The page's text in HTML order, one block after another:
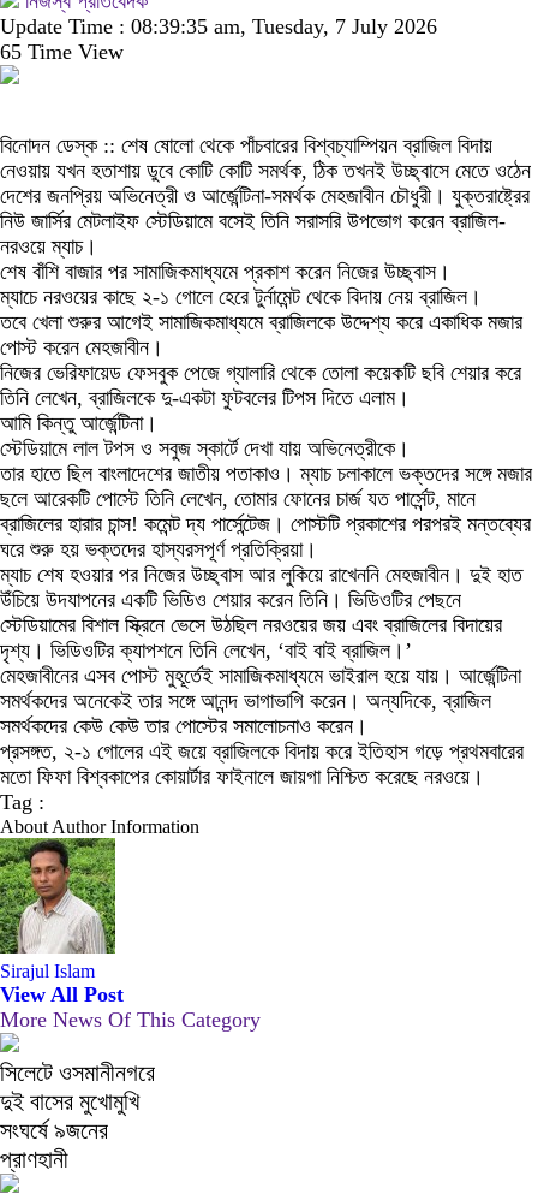
Update Time : 08:39:35 am, Tuesday, 7 July 2026
65 Time View
বিনোদন ডেস্ক :: শেষ ষোলো থেকে পাঁচবারের বিশ্বচ্যাম্পিয়ন ব্রাজিল বিদায়
নেওয়ায় যখন হতাশায় ডুবে কোটি কোটি সমর্থক, ঠিক তখনই উচ্ছ্বাসে মেতে ওঠেন
দেশের জনপ্রিয় অভিনেত্রী ও আর্জেন্টিনা-সমর্থক মেহজাবীন চৌধুরী। যুক্তরাষ্ট্রের
নিউ জার্সির মেটলাইফ স্টেডিয়ামে বসেই তিনি সরাসরি উপভোগ করেন ব্রাজিল-
নরওয়ে ম্যাচ।
শেষ বাঁশি বাজার পর সামাজিকমাধ্যমে প্রকাশ করেন নিজের উচ্ছ্বাস।
ম্যাচে নরওয়ের কাছে ২-১ গোলে হেরে টুর্নামেন্ট থেকে বিদায় নেয় ব্রাজিল।
তবে খেলা শুরুর আগেই সামাজিকমাধ্যমে ব্রাজিলকে উদ্দেশ্য করে একাধিক মজার
পোস্ট করেন মেহজাবীন।
নিজের ভেরিফায়েড ফেসবুক পেজে গ্যালারি থেকে তোলা কয়েকটি ছবি শেয়ার করে
তিনি লেখেন, ব্রাজিলকে দু-একটা ফুটবলের টিপস দিতে এলাম।
আমি কিন্তু আর্জেন্টিনা।
স্টেডিয়ামে লাল টপস ও সবুজ স্কার্টে দেখা যায় অভিনেত্রীকে।
তার হাতে ছিল বাংলাদেশের জাতীয় পতাকাও। ম্যাচ চলাকালে ভক্তদের সঙ্গে মজার
ছলে আরেকটি পোস্টে তিনি লেখেন, তোমার ফোনের চার্জ যত পার্সেন্ট, মানে
ব্রাজিলের হারার চান্স! কমেন্ট দ্য পার্সেন্টেজ। পোস্টটি প্রকাশের পরপরই মন্তব্যের
ঘরে শুরু হয় ভক্তদের হাস্যরসপূর্ণ প্রতিক্রিয়া।
ম্যাচ শেষ হওয়ার পর নিজের উচ্ছ্বাস আর লুকিয়ে রাখেননি মেহজাবীন। দুই হাত
উঁচিয়ে উদযাপনের একটি ভিডিও শেয়ার করেন তিনি। ভিডিওটির পেছনে
স্টেডিয়ামের বিশাল স্ক্রিনে ভেসে উঠছিল নরওয়ের জয় এবং ব্রাজিলের বিদায়ের
দৃশ্য। ভিডিওটির ক্যাপশনে তিনি লেখেন, ‘বাই বাই ব্রাজিল।’
মেহজাবীনের এসব পোস্ট মুহূর্তেই সামাজিকমাধ্যমে ভাইরাল হয়ে যায়। আর্জেন্টিনা
সমর্থকদের অনেকেই তার সঙ্গে আনন্দ ভাগাভাগি করেন। অন্যদিকে, ব্রাজিল
সমর্থকদের কেউ কেউ তার পোস্টের সমালোচনাও করেন।
প্রসঙ্গত, ২-১ গোলের এই জয়ে ব্রাজিলকে বিদায় করে ইতিহাস গড়ে প্রথমবারের
মতো ফিফা বিশ্বকাপের কোয়ার্টার ফাইনালে জায়গা নিশ্চিত করেছে নরওয়ে।
Tag :
About Author Information
Sirajul Islam
View All Post
More News Of This Category
সিলেটে ওসমানীনগরে
দুই বাসের মুখোমুখি
সংঘর্ষে ৯জনের
প্রাণহানী